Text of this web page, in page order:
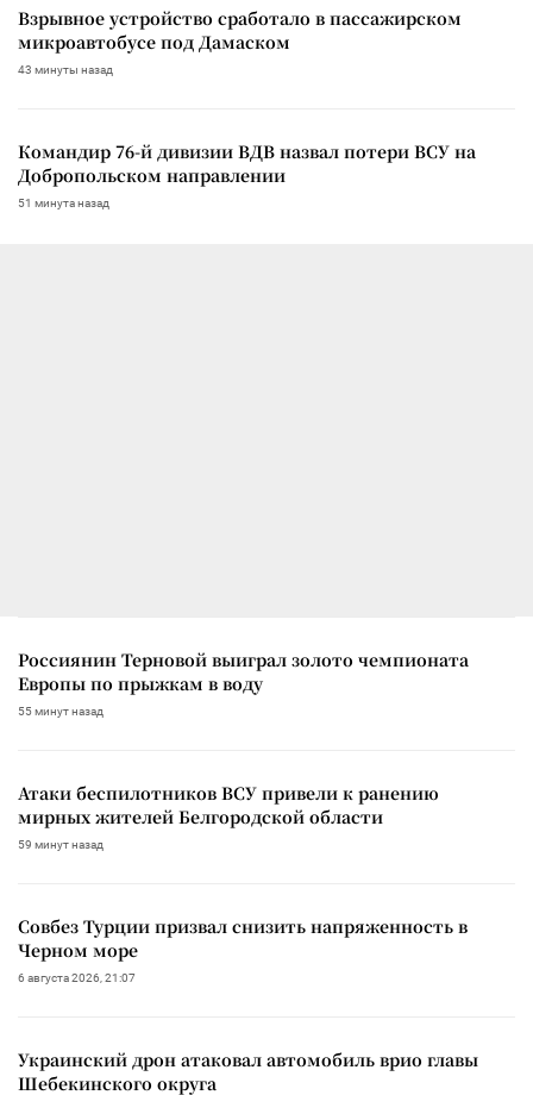
Взрывное устройство сработало в пассажирском
микроавтобусе под Дамаском
43 минуты назад
Командир 76-й дивизии ВДВ назвал потери ВСУ на
Добропольском направлении
51 минута назад
Россиянин Терновой выиграл золото чемпионата
Европы по прыжкам в воду
55 минут назад
Атаки беспилотников ВСУ привели к ранению
мирных жителей Белгородской области
59 минут назад
Совбез Турции призвал снизить напряженность в
Черном море
6 августа 2026, 21:07
Украинский дрон атаковал автомобиль врио главы
Шебекинского округа